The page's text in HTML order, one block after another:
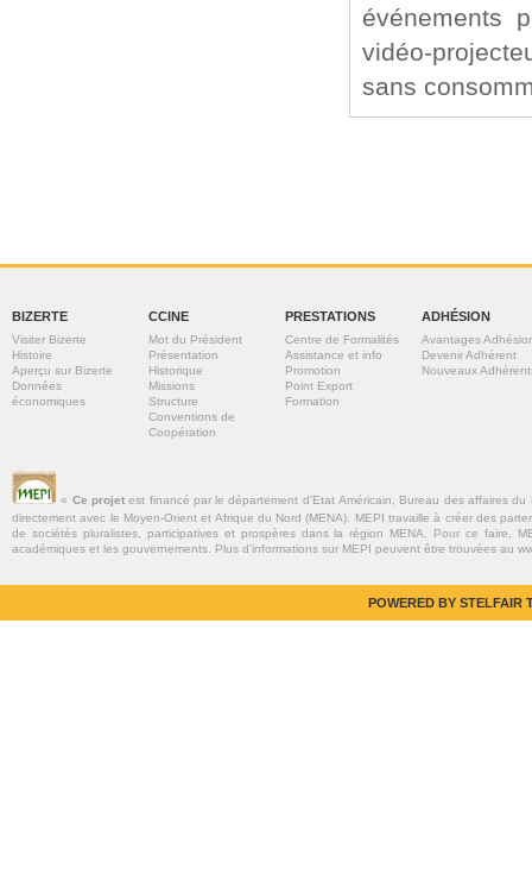
événements
vidéo-
sans
BIZERTE
Visiter Bizerte
Histoire
Aperçu sur Bizerte
Données
économiques
CCINE
Mot du Président
Présentation
Historique
Missions
Structure
Conventions de
Coopération
PRESTATIONS
Centre de Formalités
Assistance et info
Promotion
Point Export
Formation
ADHÉSION
Avantages
Devenir Adhérent
Nouveaux
« Ce projetest financé par le département d’Etat Américain, Bureau des affaires
directement avec le Moyen-Orient et Afrique du Nord (MENA). MEPI travaille à créer des
de sociétés pluralistes, participatives et prospères dans la région MENA. Pour ce faire,
académiques et les gouvernements. Plus d’informations sur MEPI peuvent être trouvées au
POWERED BY STELFAIR